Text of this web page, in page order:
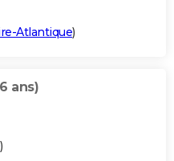
Atlantique)
ans)
)